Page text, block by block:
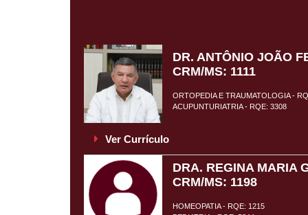
DR. ANTÔNIO JOÃO
CRM/MS: 1111
ORTOPEDIA E TRAUMATOLOGIA -
ACUPUNTURIATRIA - RQE: 3308
Ver Currículo
DRA. REGINA MARIA
CRM/MS: 1198
HOMEOPATIA - RQE: 1215